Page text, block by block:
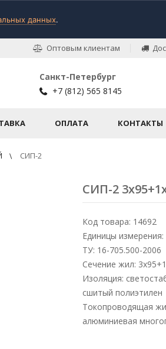
данных.
Оптовым клиентам
Санкт-Петербург
+7 (812) 565 8145
ОПЛАТА КОНТАКТЫ
СИП-2
СИП-2
Код товара: 14692
Единицы измерения:
ТУ: 16-705.500-2006
Сечение жил:
Изоляция:
сшитый полиэтилен
Токопроводящая
алюминиевая